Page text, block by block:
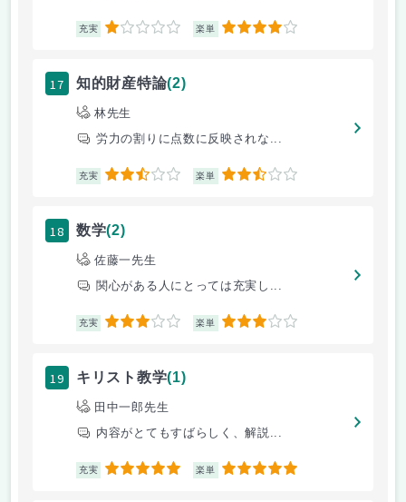
充実 1 楽単 4
17 知的財産特論(2)
林先生
労力の割りに点数に反映されな...
充実 2.5 楽単 2.5
18 数学(2)
佐藤一先生
関心がある人にとっては充実し...
充実 3 楽単 3
19 キリスト教学(1)
田中一郎先生
内容がとてもすばらしく、解説...
充実 5 楽単 5